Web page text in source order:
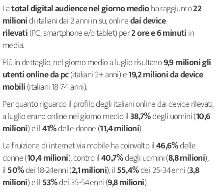
Latotal digital audience nel giorno medioha raggiunto22
milionidi italiani dai 2 anni in su, onlinedai device
rilevati(PC, smartphone e/o tablet) per2 ore e 6 minutiin
media.
Più in dettaglio, nel giorno medio a luglio risultano9,9 milioni gli
utenti online da pc(italiani 2+ anni) e19,2 milionida device
mobili(italiani 18-74 anni).
Per quanto riguardo il profilo degli italiani online dai device rilevati,
a luglio erano online nel giorno medio il38,7%degli uomini (10,6
milioni) e il41%delle donne (11,4 milioni).
La fruizione di internet via mobile ha coinvolto il46,6%delle
donne (10,4 milioni), contro il40,7%degli uomini (8,8 milioni),
il50%dei 18-24enni (2,1 milioni), il55,4%dei 25-34enni (3,8
milioni) e il53%dei 35-54enni (9,8 milioni).